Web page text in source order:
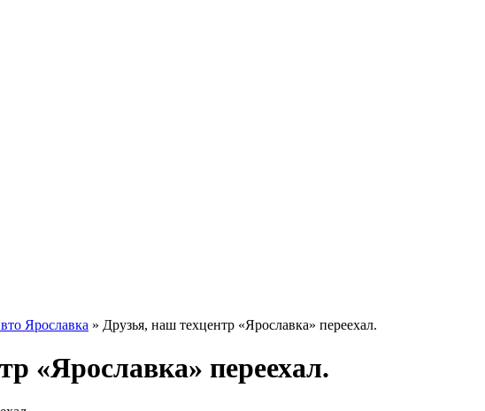
Ярославка » Друзья, наш техцентр «Ярославка» переехал.
«Ярославка» переехал.